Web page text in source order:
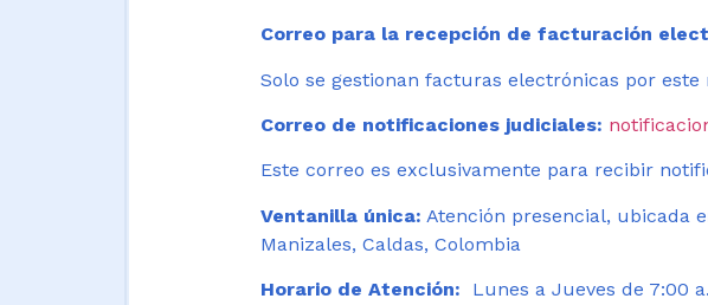
Correo para la recepción de facturación
Solo se gestionan facturas electrónicas por este
Correo de notificaciones judiciales:
Este correo es exclusivamente para recibir
Ventanilla única: Atención presencial, ubicada
Manizales, Caldas, Colombia
Horario de Atención:
Lunes a Jueves de 7:00